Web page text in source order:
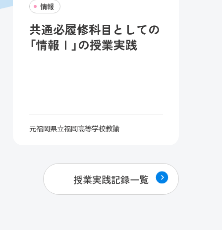
情報
共通必履修科目としての
「情報Ⅰ」の授業実践
元福岡県立福岡高等学校教諭
授業実践記録一覧